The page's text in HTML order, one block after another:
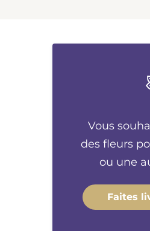
Vous
des fleurs
ou une
Faites